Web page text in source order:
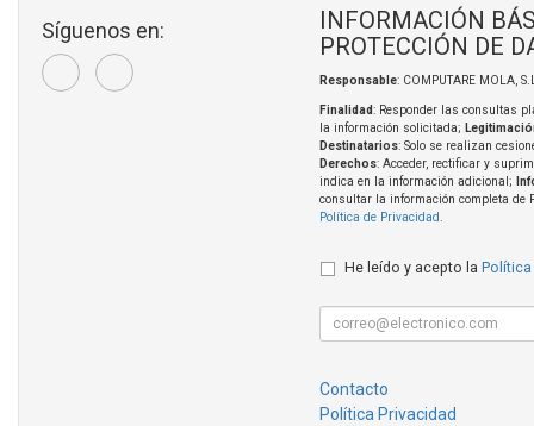
Síguenos en:
INFORMACIÓN
PROTECCIÓN DE
Responsable: COMPUTARE MOLA,
Finalidad: Responder las consultas
la información solicitada;
Destinatarios: Solo se realizan
Derechos: Acceder, rectificar y
indica en la información adicional;
consultar la información completa de
Política de Privacidad
He leído y acepto la Política
Contacto
Política Privacidad